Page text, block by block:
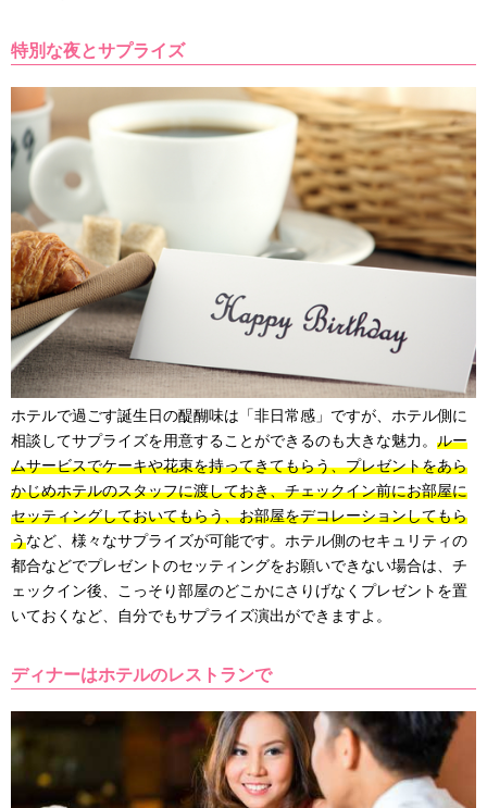
特別な夜とサプライズ
ホテルで過ごす誕生日の醍醐味は「非日常感」ですが、ホテル側に
相談してサプライズを用意することができるのも大きな魅力。 ルー
ムサービスでケーキや花束を持ってきてもらう、プレゼントをあら
かじめホテルのスタッフに渡しておき、チェックイン前にお部屋に
セッティングしておいてもらう、お部屋をデコレーションしてもら
うなど、様々なサプライズが可能です。ホテル側のセキュリティの
都合などでプレゼントのセッティングをお願いできない場合は、チ
ェックイン後、こっそり部屋のどこかにさりげなくプレゼントを置
いておくなど、自分でもサプライズ演出ができますよ。
ディナーはホテルのレストランで